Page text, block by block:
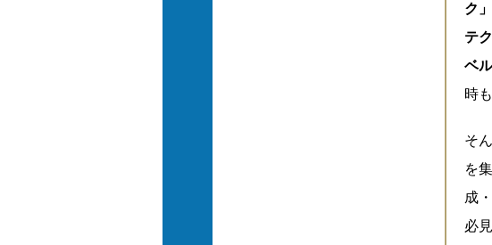
ク
テ
ベ
時
そ
を
成
必